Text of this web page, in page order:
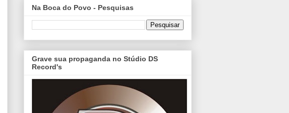
Na Boca do Povo - Pesquisas
Grave sua propaganda no Stúdio DS
Record's